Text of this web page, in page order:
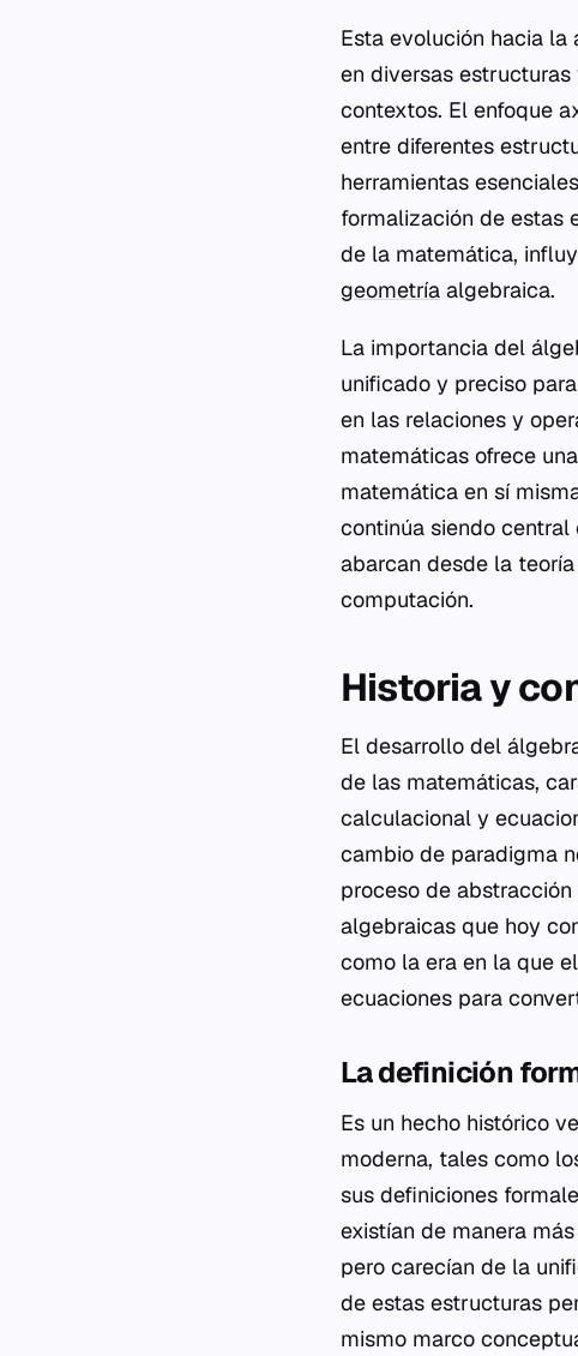
Esta evolución hacia
en diversas
contextos. El enfoque
entre diferentes
herramientas
formalización de estas
de la matemática,
geometría algebraica.
La importancia del
unificado y preciso
en las relaciones y
matemáticas ofrece
matemática en sí
continúa siendo
abarcan desde la
computación.
Historia y
El desarrollo del
de las matemáticas,
calculacional y
cambio de paradigma
proceso de
algebraicas que hoy
como la era en la que
ecuaciones para
La definición
Es un hecho histórico
moderna, tales como
sus definiciones
existían de manera
pero carecían de la
de estas estructuras
mismo marco